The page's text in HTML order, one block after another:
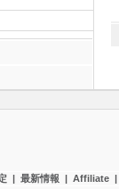
| 最新情報 | Affiliate |